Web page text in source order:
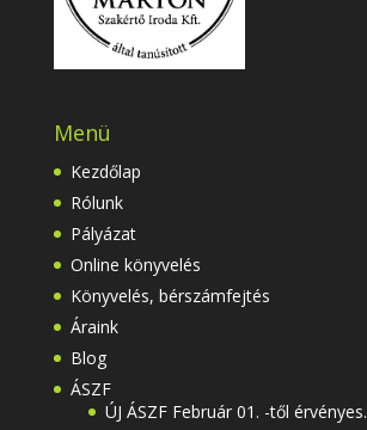
Menü
Kezdőlap
Rólunk
Pályázat
Online könyvelés
Könyvelés, bérszámfejtés
Áraink
Blog
ÁSZF
ÚJ ÁSZF Február 01. -től érvényes.